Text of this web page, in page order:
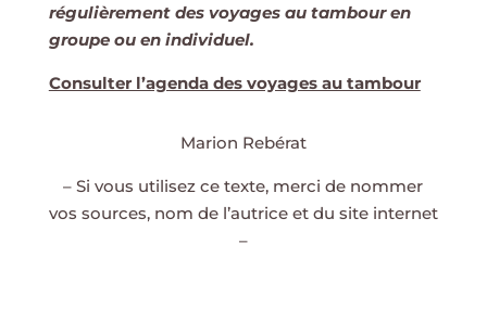
régulièrement des voyages au tambour en
groupe ou en individuel.
Consulter l’agenda des voyages au tambour
Marion Rebérat
– Si vous utilisez ce texte, merci de nommer
vos sources, nom de l’autrice et du site internet
–